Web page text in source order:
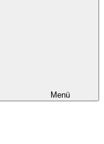
Menü